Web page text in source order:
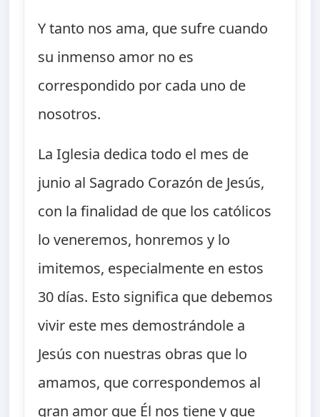
Y tanto nos ama, que sufre cuando
su inmenso amor no es
correspondido por cada uno de
nosotros.
La Iglesia dedica todo el mes de
junio al Sagrado Corazón de Jesús,
con la finalidad de que los católicos
lo veneremos, honremos y lo
imitemos, especialmente en estos
30 días. Esto significa que debemos
vivir este mes demostrándole a
Jesús con nuestras obras que lo
amamos, que correspondemos al
gran amor que Él nos tiene y que